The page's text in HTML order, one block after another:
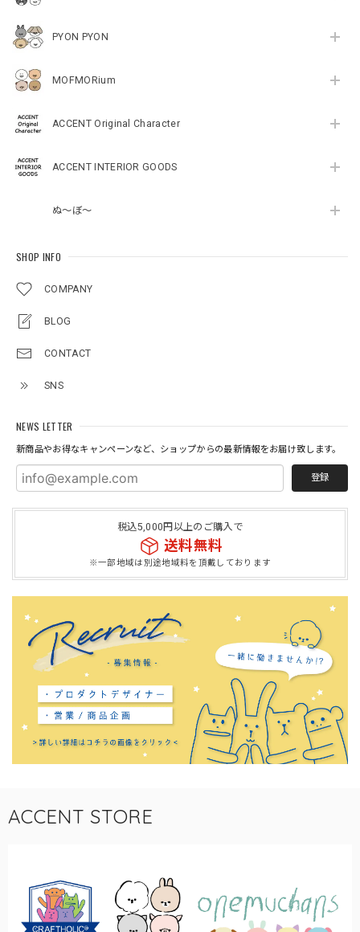
PYON PYON
MOFMORium
ACCENT Original Character
ACCENT INTERIOR GOODS
ぬ～ぼ～
SHOP INFO
COMPANY
BLOG
CONTACT
SNS
NEWS LETTER
新商品やお得なキャンペーンなど、ショップからの最新情報をお届け致します。
登録
税込5,000円以上のご購入で
送料無料
※一部地域は別途地域料を頂戴しております
ACCENT STORE